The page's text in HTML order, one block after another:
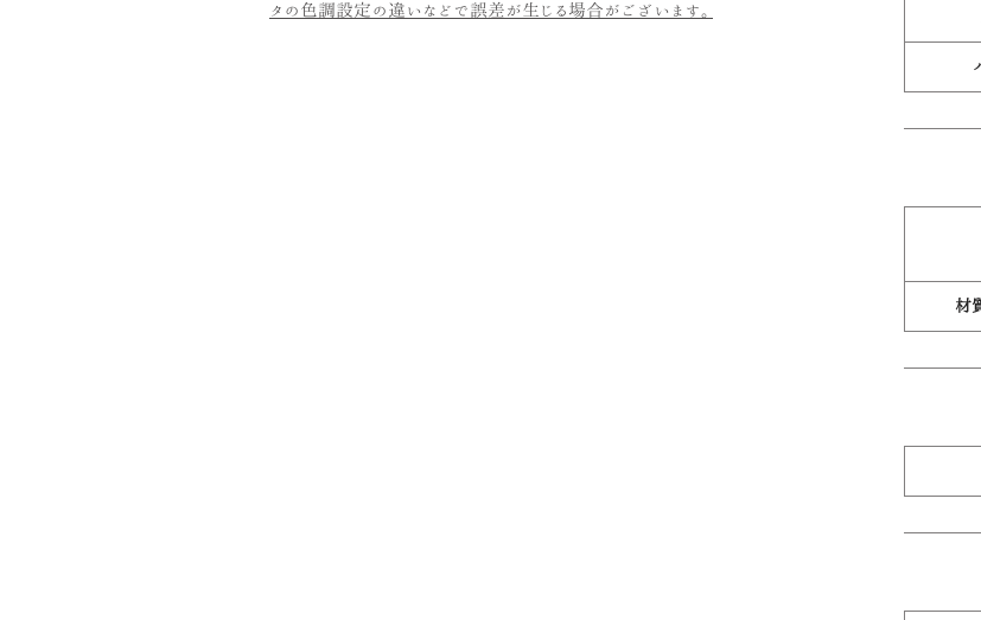
タの色調設定の違いなどで誤差が生じる場合がございます。
材